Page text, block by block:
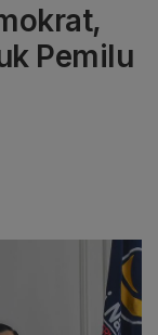
Pemilu